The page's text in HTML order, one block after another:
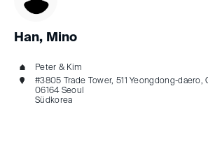
Han, Mino
Peter & Kim
#3805 Trade Tower, 511 Yeongdong-daero,
06164 Seoul
Südkorea